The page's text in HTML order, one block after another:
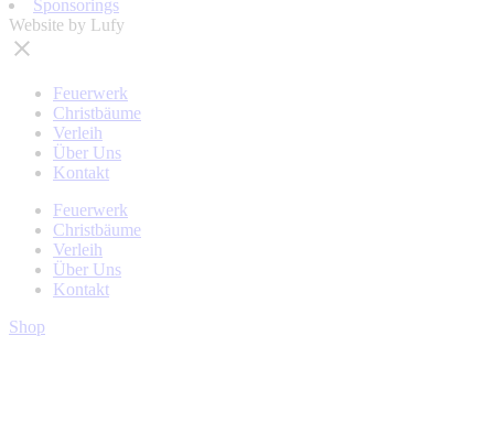
Sponsorings
Website by Lufy
Feuerwerk
Christbäume
Verleih
Über Uns
Kontakt
Feuerwerk
Christbäume
Verleih
Über Uns
Kontakt
Shop